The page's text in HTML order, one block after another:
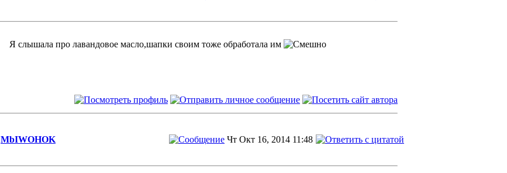
Я слышала про лавандовое масло,шапки своим тоже обработала им
MbIWOHOK Чт Окт 16, 2014 11:48